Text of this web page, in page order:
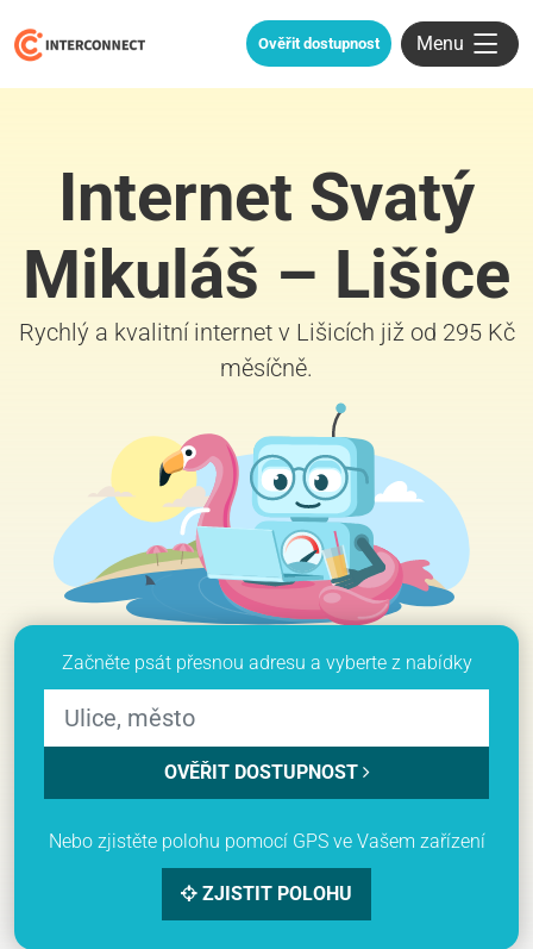
Ověřit dostupnost Menu
Internet Svatý
Mikuláš – Lišice
Rychlý a kvalitní internet v Lišicích již od 295 Kč
měsíčně.
Začněte psát přesnou adresu a vyberte z nabídky
OVĚŘIT DOSTUPNOST
Nebo zjistěte polohu pomocí GPS ve Vašem zařízení
ZJISTIT POLOHU